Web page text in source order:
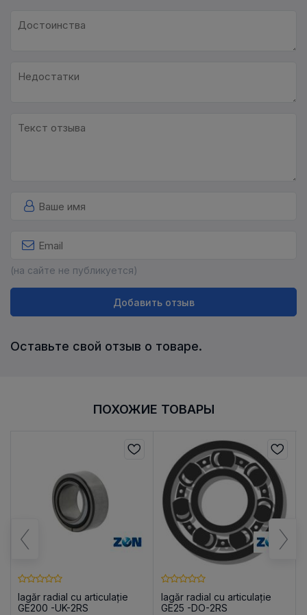
(на сайте не публикуется)
Добавить отзыв
Оставьте свой отзыв о товаре.
ПОХОЖИЕ ТОВАРЫ
lagăr radial cu articulație
GE200 -UK-2RS
lagăr radial cu articulație
GE25 -DO-2RS